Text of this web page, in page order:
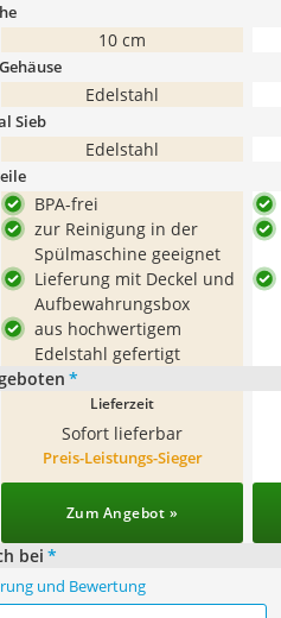
10 cm
Edelstahl
Sieb
Edelstahl
BPA-frei
zur Reinigung in der
Spülmaschine geeignet
Lieferung mit Deckel und
Aufbewahrungsbox
aus hochwertigem
Edelstahl gefertigt
*
Lieferzeit
Sofort lieferbar
Preis-Leistungs-Sieger
Zum Angebot »
bei *
und Bewertung